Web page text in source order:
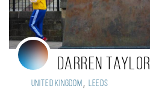
Darren Taylor
United Kingdom , Leeds